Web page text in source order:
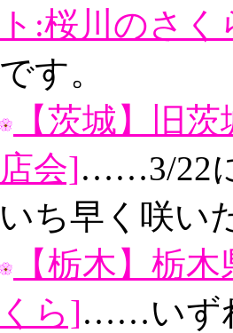
ト:桜川のさく
です。
【茨城】旧
店会]……3/22
いち早く咲い
【栃木】栃
くら]……いず